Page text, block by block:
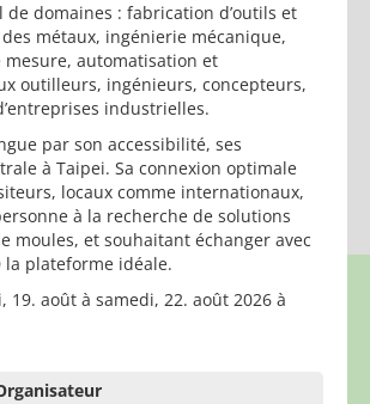
domaines : fabrication d’outils et
métaux, ingénierie mécanique,
automatisation et
outilleurs, ingénieurs, concepteurs,
industrielles.
par son accessibilité, ses
à Taipei. Sa connexion optimale
locaux comme internationaux,
à la recherche de solutions
moules, et souhaitant échanger avec
la plateforme idéale.
19. août à samedi, 22. août 2026 à